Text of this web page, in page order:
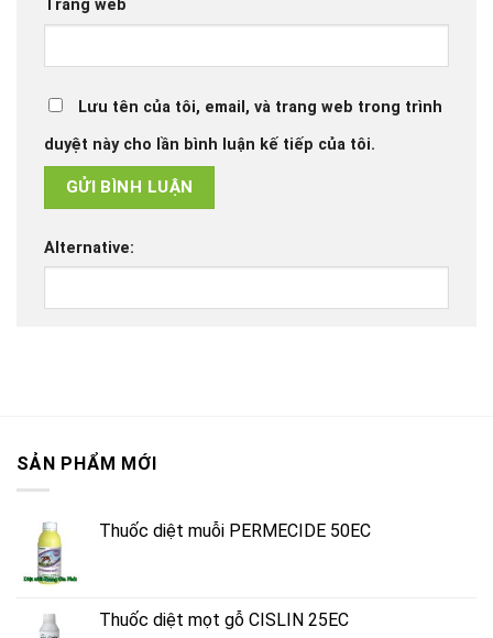
Trang web
Lưu tên của tôi, email, và trang web trong trình
duyệt này cho lần bình luận kế tiếp của tôi.
Alternative:
SẢN PHẨM MỚI
Thuốc diệt muỗi PERMECIDE 50EC
Thuốc diệt mọt gỗ CISLIN 25EC